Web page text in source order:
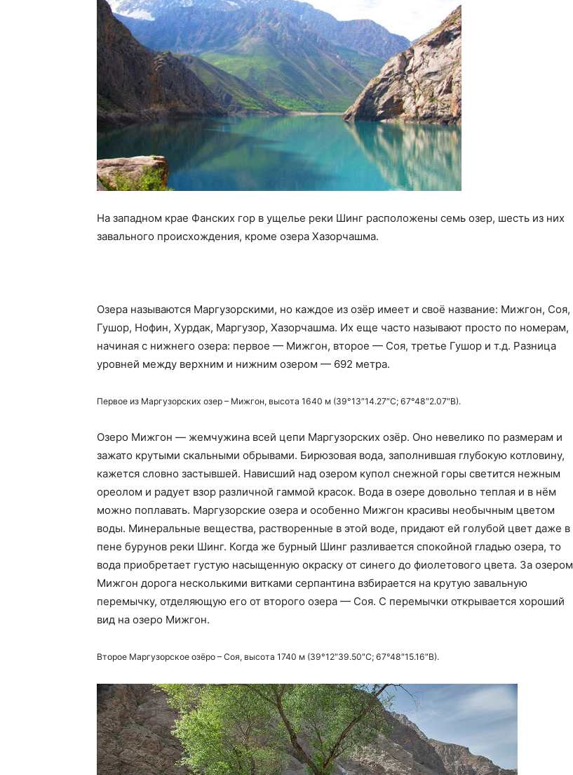
На западном крае Фанских гор в ущелье реки Шинг расположены семь озер, шесть из них
завального происхождения, кроме озера Хазорчашма.
Озера называются Маргузорскими, но каждое из озёр имеет и своё название: Мижгон, Соя,
Гушор, Нофин, Хурдак, Маргузор, Хазорчашма. Их еще часто называют просто по номерам,
начиная с нижнего озера: первое — Мижгон, второе — Соя, третье Гушор и т.д. Разница
уровней между верхним и нижним озером — 692 метра.
Первое из Маргузорских озер – Мижгон, высота 1640 м (39°13″14.27″С; 67°48″2.07″В).
Озеро Мижгон — жемчужина всей цепи Маргузорских озёр. Оно невелико по размерам и
зажато крутыми скальными обрывами. Бирюзовая вода, заполнившая глубокую котловину,
кажется словно застывшей. Нависший над озером купол снежной горы светится нежным
ореолом и радует взор различной гаммой красок. Вода в озере довольно теплая и в нём
можно поплавать. Маргузорские озера и особенно Мижгон красивы необычным цветом
воды. Минеральные вещества, растворенные в этой воде, придают ей голубой цвет даже в
пене бурунов реки Шинг. Когда же бурный Шинг разливается спокойной гладью озера, то
вода приобретает густую насыщенную окраску от синего до фиолетового цвета. За озером
Мижгон дорога несколькими витками серпантина взбирается на крутую завальную
перемычку, отделяющую его от второго озера — Соя. С перемычки открывается хороший
вид на озеро Мижгон.
Второе Маргузорское озёро – Соя, высота 1740 м (39°12″39.50″С; 67°48″15.16″В).